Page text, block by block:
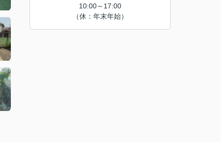
10:00～17:00
（休：年末年始）